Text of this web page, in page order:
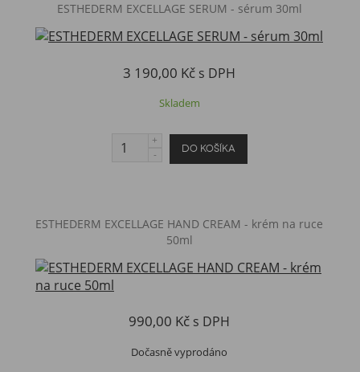
ESTHEDERM EXCELLAGE SERUM - sérum 30ml
3 190,00 Kč s DPH
Skladem
ESTHEDERM EXCELLAGE HAND CREAM - krém na ruce
50ml
990,00 Kč s DPH
Dočasně vyprodáno